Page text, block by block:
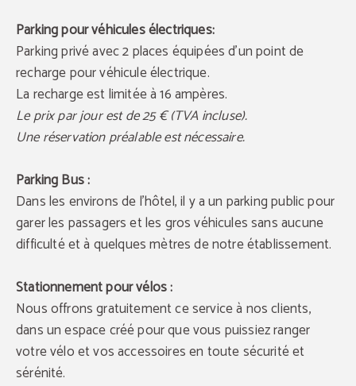
Parking pour véhicules électriques:
Parking privé avec 2 places équipées d’un point de
recharge pour véhicule électrique.
La recharge est limitée à 16 ampères.
Le prix par jour est de 25 € (TVA incluse).
Une réservation préalable est nécessaire.
Parking Bus :
Dans les environs de l'hôtel, il y a un parking public pour
garer les passagers et les gros véhicules sans aucune
difficulté et à quelques mètres de notre établissement.
Stationnement pour vélos :
Nous offrons gratuitement ce service à nos clients,
dans un espace créé pour que vous puissiez ranger
votre vélo et vos accessoires en toute sécurité et
sérénité.